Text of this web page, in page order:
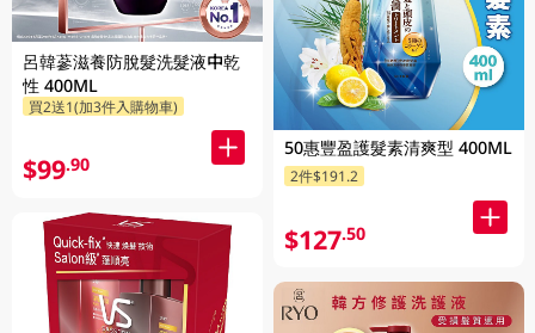
呂韓蔘滋養防脫髮洗髮液中乾
性 400ML
買2送1(加3件入購物車)
$99.90
50惠豐盈護髮素清爽型 400ML
2件$191.2
$127.50